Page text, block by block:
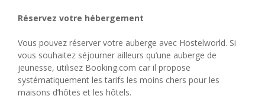
Réservez votre hébergement
Vous pouvez réserver votre auberge avec Hostelworld. Si
vous souhaitez séjourner ailleurs qu’une auberge de
jeunesse, utilisez Booking.com car il propose
systématiquement les tarifs les moins chers pour les
maisons d’hôtes et les hôtels.